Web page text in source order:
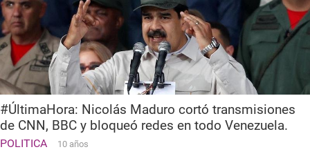
#ÚltimaHora: Nicolás Maduro cortó transmisiones
de CNN, BBC y bloqueó redes en todo Venezuela.
POLITICA 10 años